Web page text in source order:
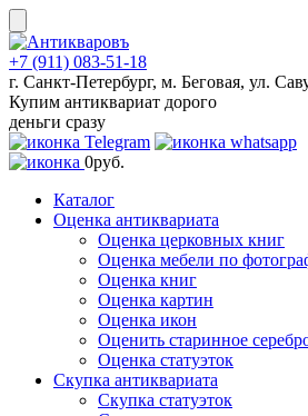
Skip
to
content
+7 (911) 083-51-18
г. Санкт-Петербург, м. Беговая, ул.
Купим антиквариат дорого
деньги сразу
0руб.
Каталог
Оценка антиквариата
Оценка церковных книг
Оценка мебели по
Оценка книг
Оценка картин
Оценка икон
Оценить старинное
Оценка статуэток
Скупка антиквариата
Скупка статуэток